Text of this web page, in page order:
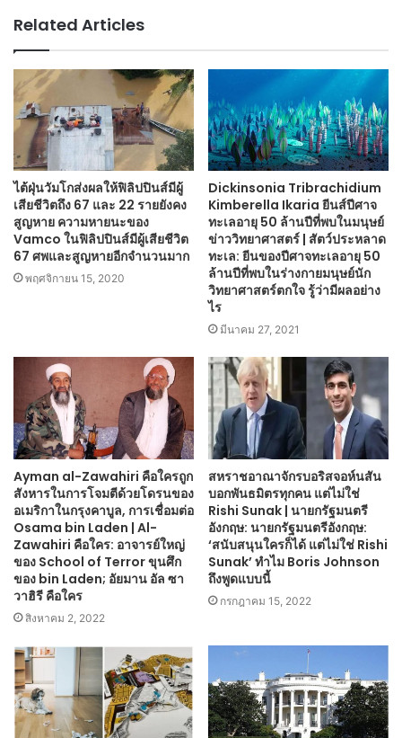
Related Articles
ไต้ฝุ่นวัมโกส่งผลให้ฟิลิปปินส์มีผู้
เสียชีวิตถึง 67 และ 22 รายยังคง
สูญหาย ความหายนะของ
Vamco ในฟิลิปปินส์มีผู้เสียชีวิต
67 ศพและสูญหายอีกจำนวนมาก
พฤศจิกายน 15, 2020
Dickinsonia Tribrachidium
Kimberella Ikaria ยีนส์ปีศาจ
ทะเลอายุ 50 ล้านปีที่พบในมนุษย์
ข่าววิทยาศาสตร์ | สัตว์ประหลาด
ทะเล: ยีนของปีศาจทะเลอายุ 50
ล้านปีที่พบในร่างกายมนุษย์นัก
วิทยาศาสตร์ตกใจ รู้ว่ามีผลอย่าง
ไร
มีนาคม 27, 2021
Ayman al-Zawahiri คือใครถูก
สังหารในการโจมตีด้วยโดรนของ
อเมริกาในกรุงคาบูล, การเชื่อมต่อ
Osama bin Laden | Al-
Zawahiri คือใคร: อาจารย์ใหญ่
ของ School of Terror ขุนศึก
ของ bin Laden; อัยมาน อัล ซา
วาฮิรี คือใคร
สิงหาคม 2, 2022
สหราชอาณาจักรบอริสจอห์นสัน
บอกพันธมิตรทุกคน แต่ไม่ใช่
Rishi Sunak | นายกรัฐมนตรี
อังกฤษ: นายกรัฐมนตรีอังกฤษ:
‘สนับสนุนใครก็ได้ แต่ไม่ใช่ Rishi
Sunak’ ทำไม Boris Johnson
ถึงพูดแบบนี้
กรกฎาคม 15, 2022